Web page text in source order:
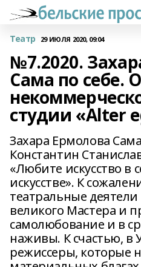
Театр 29 ИЮЛЯ 2020, 09:04
№7.2020.
Сама по себе. О
студии «Alter
Захара Ермолова
Константин
«Любите искусство в
искусстве». К
театральные деятели
великого Мастера и
самолюбование и в
наживы. К счастью, в
режиссеры, которые